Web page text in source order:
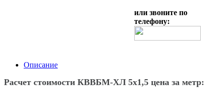
или звоните по
телефону:
Описание
Расчет стоимости КВВБМ-ХЛ 5х1,5 цена за метр: